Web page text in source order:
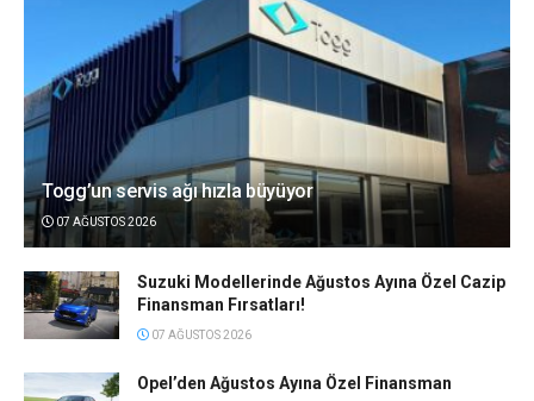
Togg’un servis ağı hızla büyüyor
07 AĞUSTOS 2026
Suzuki Modellerinde Ağustos Ayına Özel Cazip
Finansman Fırsatları!
07 AĞUSTOS 2026
Opel’den Ağustos Ayına Özel Finansman